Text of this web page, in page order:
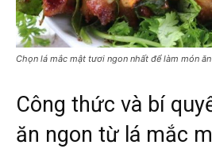
Chọn lá mắc mật tươi ngon nhất để làm món ăn
Công thức và bí
ăn ngon từ lá mắc